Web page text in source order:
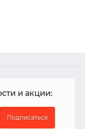
и акции:
Подписаться